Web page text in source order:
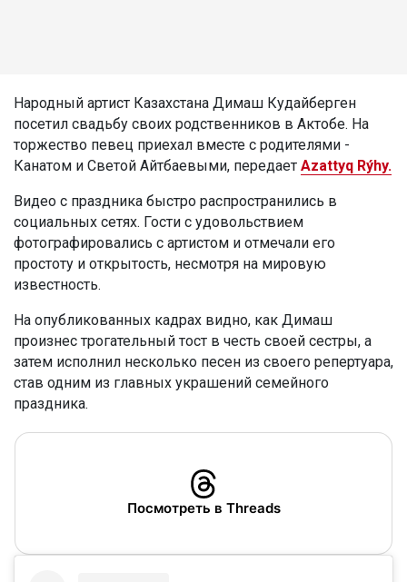
Народный артист Казахстана Димаш Кудайберген
посетил свадьбу своих родственников в Актобе. На
торжество певец приехал вместе с родителями -
Канатом и Светой Айтбаевыми, передает Azattyq Rýhy.
Видео с праздника быстро распространились в
социальных сетях. Гости с удовольствием
фотографировались с артистом и отмечали его
простоту и открытость, несмотря на мировую
известность.
На опубликованных кадрах видно, как Димаш
произнес трогательный тост в честь своей сестры, а
затем исполнил несколько песен из своего репертуара,
став одним из главных украшений семейного
праздника.
Посмотреть в Threads